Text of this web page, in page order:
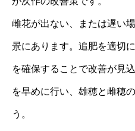
雌花が出ない、または遅い
景にあります。追肥を適切
を確保することで改善が見
を早めに行い、雄穂と雌穂
う。